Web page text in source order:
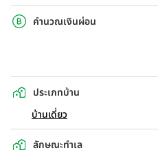
คำนวณเงินผ่อน
ประเภทบ้าน
บ้านเดี่ยว
ลักษณะทำเล